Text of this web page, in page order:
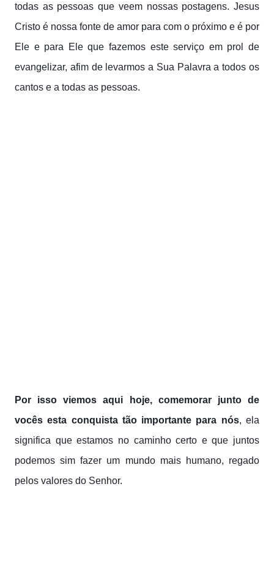
todas as pessoas que veem nossas postagens. Jesus
Cristo é nossa fonte de amor para com o próximo e é por
Ele e para Ele que fazemos este serviço em prol de
evangelizar, afim de levarmos a Sua Palavra a todos os
cantos e a todas as pessoas.
Por isso viemos aqui hoje, comemorar junto de
vocês esta conquista tão importante para nós, ela
significa que estamos no caminho certo e que juntos
podemos sim fazer um mundo mais humano, regado
pelos valores do Senhor.